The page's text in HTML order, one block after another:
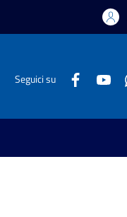
Seguici su